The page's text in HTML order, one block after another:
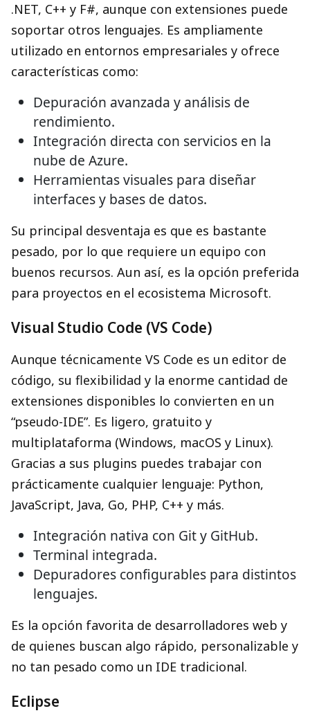
.NET, C++ y F#, aunque con extensiones puede
soportar otros lenguajes. Es ampliamente
utilizado en entornos empresariales y ofrece
características como:
Depuración avanzada y análisis de
rendimiento.
Integración directa con servicios en la
nube de Azure.
Herramientas visuales para diseñar
interfaces y bases de datos.
Su principal desventaja es que es bastante
pesado, por lo que requiere un equipo con
buenos recursos. Aun así, es la opción preferida
para proyectos en el ecosistema Microsoft.
Visual Studio Code (VS Code)
Aunque técnicamente VS Code es un editor de
código, su flexibilidad y la enorme cantidad de
extensiones disponibles lo convierten en un
“pseudo-IDE”. Es ligero, gratuito y
multiplataforma (Windows, macOS y Linux).
Gracias a sus plugins puedes trabajar con
prácticamente cualquier lenguaje: Python,
JavaScript, Java, Go, PHP, C++ y más.
Integración nativa con Git y GitHub.
Terminal integrada.
Depuradores configurables para distintos
lenguajes.
Es la opción favorita de desarrolladores web y
de quienes buscan algo rápido, personalizable y
no tan pesado como un IDE tradicional.
Eclipse